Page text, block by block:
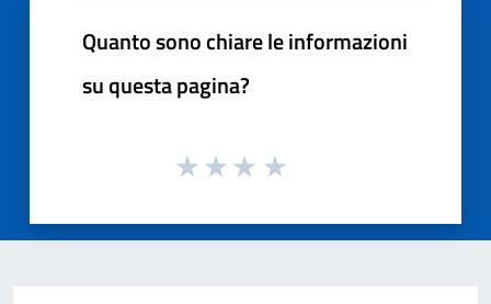
Quanto sono chiare le informazioni
su questa pagina?